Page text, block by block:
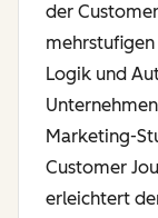
der
Logik und
Marketing-
Customer
erleichtert